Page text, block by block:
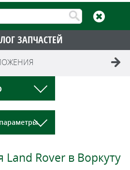
ЗАПЧАСТЕЙ
Land Rover в Воркуту